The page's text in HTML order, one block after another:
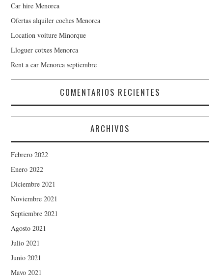
Car hire Menorca
Ofertas alquiler coches Menorca
Location voiture Minorque
Lloguer cotxes Menorca
Rent a car Menorca septiembre
COMENTARIOS RECIENTES
ARCHIVOS
Febrero 2022
Enero 2022
Diciembre 2021
Noviembre 2021
Septiembre 2021
Agosto 2021
Julio 2021
Junio 2021
Mayo 2021